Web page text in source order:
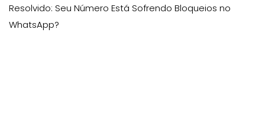
Resolvido: Seu Número Está Sofrendo Bloqueios no
WhatsApp?